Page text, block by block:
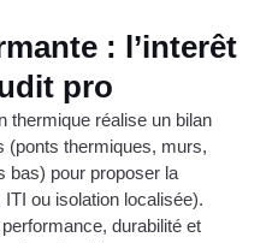
: l’interêt
pro
thermique réalise un bilan
(ponts thermiques, murs,
bas) pour proposer la
ou isolation localisée).
durabilité et